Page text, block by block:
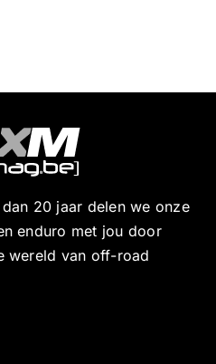
20 jaar delen we onze
enduro met jou door
wereld van off-road